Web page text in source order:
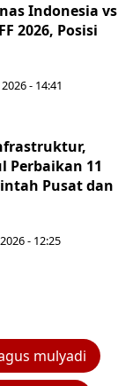
Indonesia vs
2026, Posisi
- 14:41
Perbaikan 11
Pusat dan
- 12:25
mulyadi